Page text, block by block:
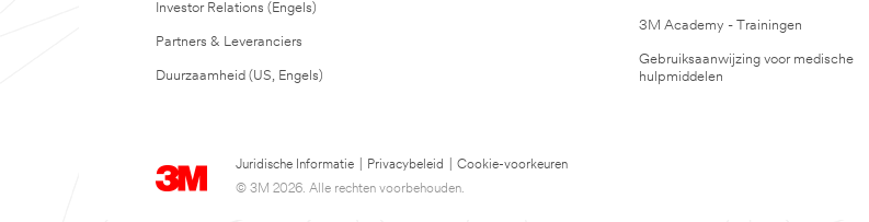
Investor Relations (Engels)
Partners & Leveranciers
Duurzaamheid (US, Engels)
3M Academy - Trainingen
Gebruiksaanwijzing voor medische
hulpmiddelen
Juridische Informatie Privacybeleid
Cookie-voorkeuren
© 3M 2026. Alle rechten voorbehouden.